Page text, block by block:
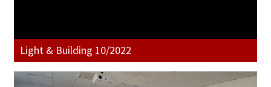
Light & Building 10/2022